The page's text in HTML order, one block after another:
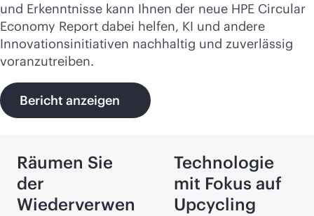
und Erkenntnisse kann Ihnen der neue HPE Circular
Economy Report dabei helfen, KI und andere
Innovationsinitiativen nachhaltig und zuverlässig
voranzutreiben.
Bericht anzeigen
Räumen Sie
der
Wiederverwen
Technologie
mit Fokus auf
Upcycling